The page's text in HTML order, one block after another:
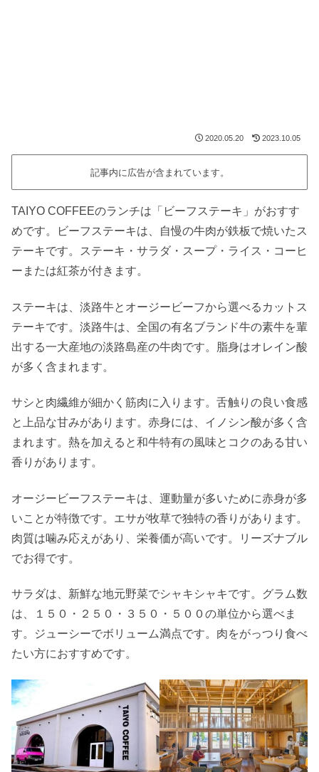
2020.05.20 2023.10.05
記事内に広告が含まれています。
TAIYO COFFEEのランチは「ビーフステーキ」がおすす
めです。ビーフステーキは、自慢の牛肉が鉄板で焼いたス
テーキです。ステーキ・サラダ・スープ・ライス・コーヒ
ーまたは紅茶が付きます。
ステーキは、淡路牛とオージービーフから選べるカットス
テーキです。淡路牛は、全国の有名ブランド牛の素牛を輩
出する一大産地の淡路島産の牛肉です。脂身はオレイン酸
が多く含まれます。
サシと肉繊維が細かく筋肉に入ります。舌触りの良い食感
と上品な甘みがあります。赤身には、イノシン酸が多く含
まれます。熱を加えると和牛特有の風味とコクのある甘い
香りがあります。
オージービーフステーキは、運動量が多いために赤身が多
いことが特徴です。エサが牧草で独特の香りがあります。
肉質は噛み応えがあり、栄養価が高いです。リーズナブル
でお得です。
サラダは、新鮮な地元野菜でシャキシャキです。グラム数
は、１５０・２５０・３５０・５００の単位から選べま
す。ジューシーでボリューム満点です。肉をがっつり食べ
たい方におすすめです。